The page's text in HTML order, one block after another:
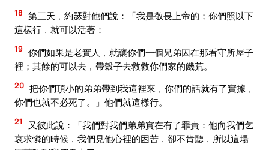
18 第三天﹐約瑟對他們說：「我是敬畏上帝的；你們照以下
這樣行﹐就可以活著：
19 你們如果是老實人﹐就讓你們一個兄弟囚在那看守所屋子
裡；其餘的可以去﹐帶穀子去救救你們家的饑荒。
20 把你們頂小的弟弟帶到我這裡來﹐你們的話就有了實據﹐
你們也就不必死了。」他們就這樣行。
21
又彼此說：「我們對我們弟弟實在有了罪責：他向我們乞
哀求憐的時候﹐我們見他心裡的困苦﹐卻不肯聽﹐所以這場